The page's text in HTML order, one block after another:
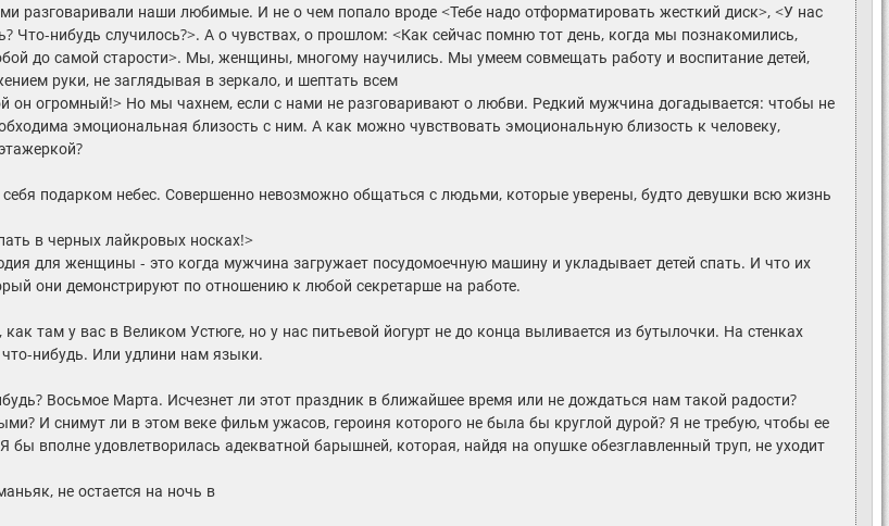
разговаривали наши любимые. И не о чем попало вроде <Тебе надо отформатировать жесткий диск>, <У нас
Что-нибудь случилось?>. А о чувствах, о прошлом: <Как сейчас помню тот день, когда мы познакомились,
до самой старости>. Мы, женщины, многому научились. Мы умеем совмещать работу и воспитание детей,
руки, не заглядывая в зеркало, и шептать всем
он огромный!> Но мы чахнем, если с нами не разговаривают о любви. Редкий мужчина догадывается: чтобы не
эмоциональная близость с ним. А как можно чувствовать эмоциональную близость к человеку,
подарком небес. Совершенно невозможно общаться с людьми, которые уверены, будто девушки всю жизнь
в черных лайкровых носках!>
для женщины - это когда мужчина загружает посудомоечную машину и укладывает детей спать. И что их
они демонстрируют по отношению к любой секретарше на работе.
там у вас в Великом Устюге, но у нас питьевой йогурт не до конца выливается из бутылочки. На стенках
нибудь. Или удлини нам языки.
Восьмое Марта. Исчезнет ли этот праздник в ближайшее время или не дождаться нам такой радости?
И снимут ли в этом веке фильм ужасов, героиня которого не была бы круглой дурой? Я не требую, чтобы ее
бы вполне удовлетворилась адекватной барышней, которая, найдя на опушке обезглавленный труп, не уходит
не остается на ночь в